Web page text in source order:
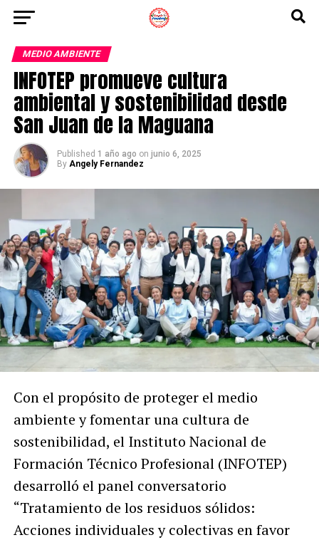
MEDIO AMBIENTE
INFOTEP promueve cultura
ambiental y sostenibilidad desde
San Juan de la Maguana
Published 1 año ago on junio 6, 2025
By Angely Fernandez
Con el propósito de proteger el medio
ambiente y fomentar una cultura de
sostenibilidad, el Instituto Nacional de
Formación Técnico Profesional (INFOTEP)
desarrolló el panel conversatorio
“Tratamiento de los residuos sólidos:
Acciones individuales y colectivas en favor